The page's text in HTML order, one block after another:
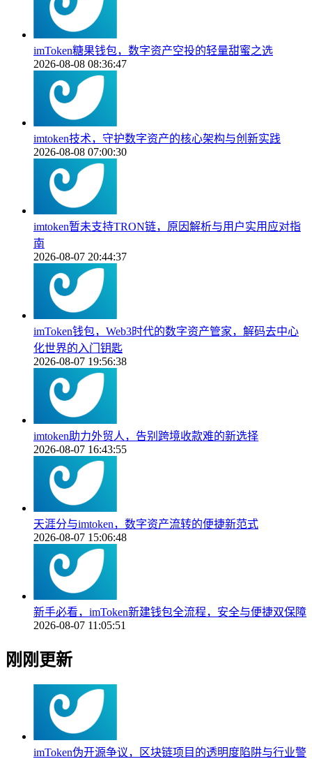
imToken糖果钱包，数字资产空投的轻量甜蜜之选
2026-08-08 08:36:47
imtoken技术，守护数字资产的核心架构与创新实践
2026-08-08 07:00:30
imtoken暂未支持TRON链，原因解析与用户实用应对指
南
2026-08-07 20:44:37
imToken钱包，Web3时代的数字资产管家，解码去中心
化世界的入门钥匙
2026-08-07 19:56:38
imtoken助力外贸人，告别跨境收款难的新选择
2026-08-07 16:43:55
天涯分与imtoken，数字资产流转的便捷新范式
2026-08-07 15:06:48
新手必看，imToken新建钱包全流程，安全与便捷双保障
2026-08-07 11:05:51
刚刚更新
imToken伪开源争议，区块链项目的透明度陷阱与行业警